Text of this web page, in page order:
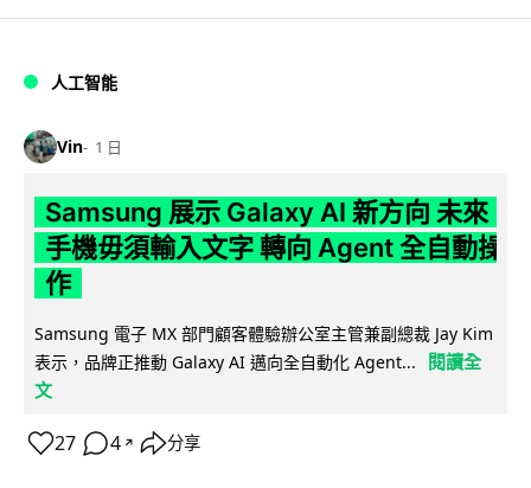
人工智能
Vin 1 日
Samsung 展示 Galaxy AI 新方向 未來
手機毋須輸入文字 轉向 Agent 全自動操
作
Samsung 電子 MX 部門顧客體驗辦公室主管兼副總裁 Jay Kim
表示，品牌正推動 Galaxy AI 邁向全自動化 Agent...
閱讀全
文
27 4 ↗ 分享